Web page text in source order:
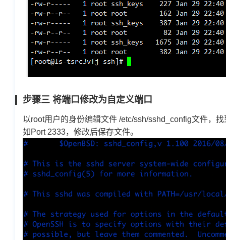
步骤三 将端口修改为自定义端口
以root用户的身份编辑文件 /etc/ssh/sshd_config文件，
如Port 2333，修改后保存文件。